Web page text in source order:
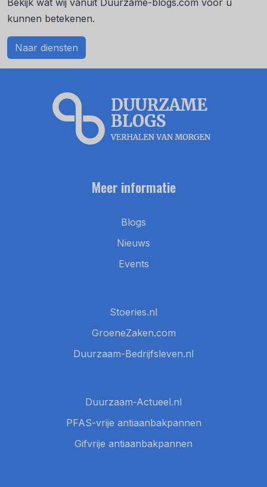
kunnen betekenen.
Naar diensten
Meer informatie
Blogs
Nieuws
Events
Stoeries.nl
GroeneZaken.com
Duurzaam-Bedrijfsleven.nl
Duurzaam-Actueel.nl
PFAS-vrije antiaanbakpannen
Gifvrije antiaanbakpannen